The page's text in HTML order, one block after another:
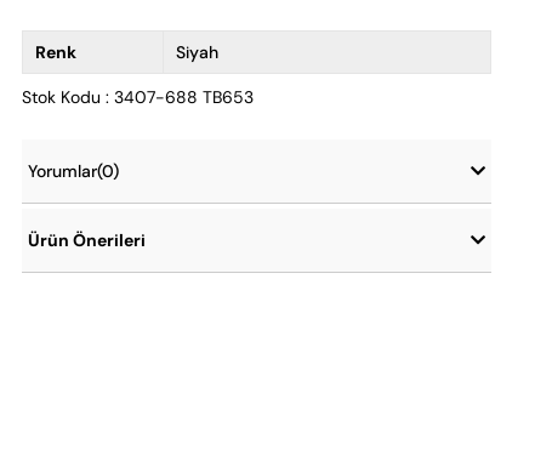
Renk Siyah
Stok Kodu : 3407-688 TB653
Yorumlar(0)
Ürün Önerileri